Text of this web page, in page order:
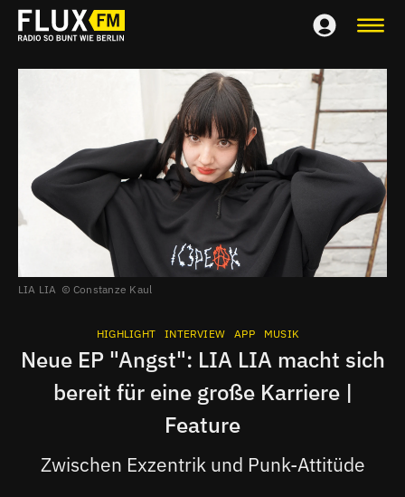
LIA LIA Constanze Kaul
HIGHLIGHT INTERVIEW APP MUSIK
Neue EP "Angst": LIA LIA macht sich
bereit für eine große Karriere |
Feature
Zwischen Exzentrik und Punk-Attitüde